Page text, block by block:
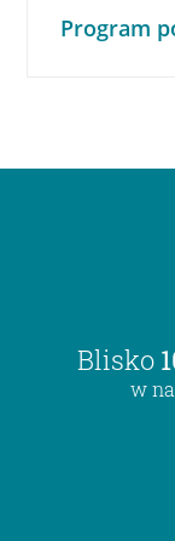
Program
Blisko
w